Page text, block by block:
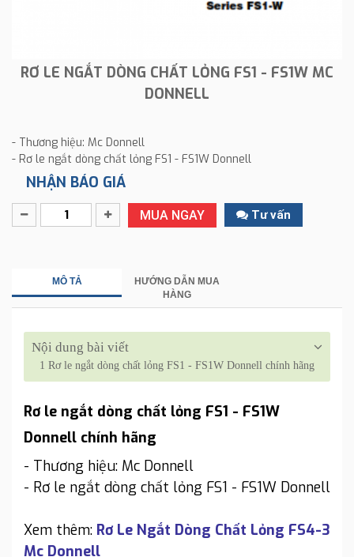
RƠ LE NGẮT DÒNG CHẤT LỎNG FS1 - FS1W MC
DONNELL
- Thương hiệu: Mc Donnell
- Rơ le ngắt dòng chất lỏng FS1 - FS1W Donnell
NHẬN BÁO GIÁ
MUA NGAY Tư vấn
MÔ TẢ
HƯỚNG DẪN MUA
HÀNG
Nội dung bài viết
1 Rơ le ngắt dòng chất lỏng FS1 - FS1W Donnell chính hãng
Rơ le ngắt dòng chất lỏng FS1 - FS1W
Donnell chính hãng
- Thương hiệu: Mc Donnell
- Rơ le ngắt dòng chất lỏng FS1 - FS1W Donnell
Xem thêm: Rơ Le Ngắt Dòng Chất Lỏng FS4-3
Mc Donnell